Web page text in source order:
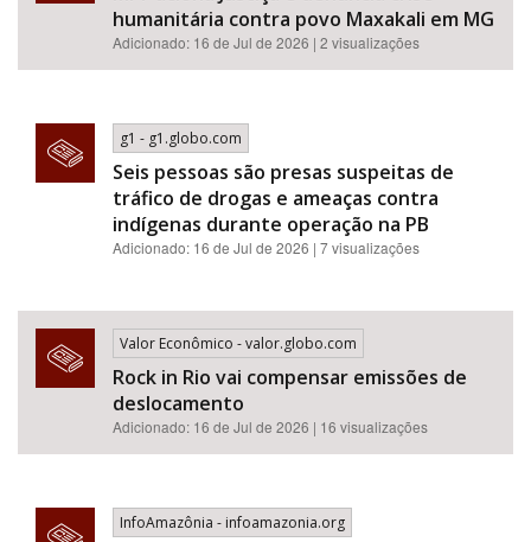
humanitária contra povo Maxakali em MG
Adicionado: 16 de Jul de 2026 | 2 visualizações
g1 - g1.globo.com
Seis pessoas são presas suspeitas de
tráfico de drogas e ameaças contra
indígenas durante operação na PB
Adicionado: 16 de Jul de 2026 | 7 visualizações
Valor Econômico - valor.globo.com
Rock in Rio vai compensar emissões de
deslocamento
Adicionado: 16 de Jul de 2026 | 16 visualizações
InfoAmazônia - infoamazonia.org